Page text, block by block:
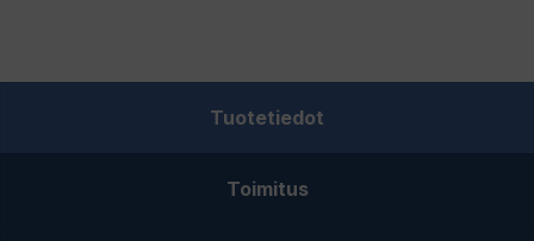
Tuotetiedot
Toimitus